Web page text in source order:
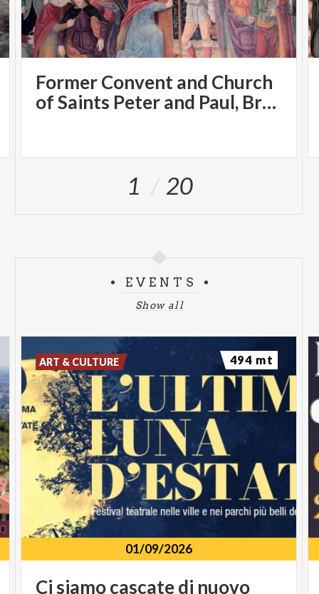
Former Convent and Church
of Saints Peter and Paul, Brugora
1 20
EVENTS
Show all
01/09/2026
Ci siamocascatedi nuovo
ART & CULTURE 494 mt